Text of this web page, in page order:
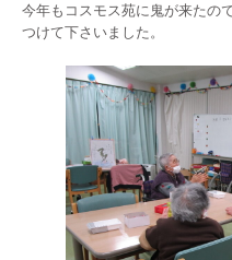
今年もコスモス苑に鬼が来たの
つけて下さいました。